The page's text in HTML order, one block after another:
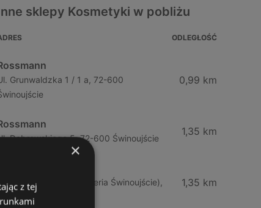
sklepy Kosmetyki w pobliżu
ODLEGŁOŚĆ
Grunwaldzka 1 / 1 a, 72-600
0,99 km
Dąbrowskiego 5, 72-600 Świnoujście
1,35 km
Dąbrowskiego 5 (Galeria Świnoujście),
72-600 Świnoujście
1,35 km
×
z tej